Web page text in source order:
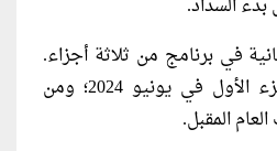
في برنامج من ثلاثة أجزاء.
جرى الموافقة على الجزء الأول في يونيو 2024؛ ومن
المقبل.